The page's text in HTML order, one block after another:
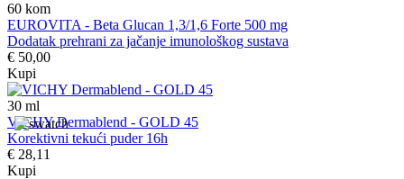
60 kom
EUROVITA - Beta Glucan 1,3/1,6 Forte 500 mg
Dodatak prehrani za jačanje imunološkog sustava
€ 50,00
Kupi
30 ml
VICHY Dermablend - GOLD 45
Korektivni tekući puder 16h
€ 28,11
Kupi